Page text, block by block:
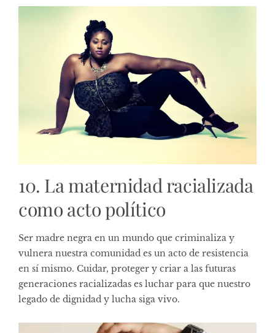
10. La maternidad racializada
como acto político
Ser madre negra en un mundo que criminaliza y
vulnera nuestra comunidad es un acto de resistencia
en sí mismo. Cuidar, proteger y criar a las futuras
generaciones racializadas es luchar para que nuestro
legado de dignidad y lucha siga vivo.